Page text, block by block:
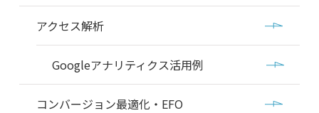
アクセス解析
Googleアナリティクス活用例
コンバージョン最適化・EFO